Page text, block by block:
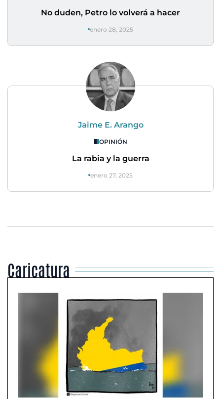
No duden, Petro lo volverá a hacer
enero 28, 2025
Jaime E. Arango
OPINIÓN
La rabia y la guerra
enero 27, 2025
Caricatura